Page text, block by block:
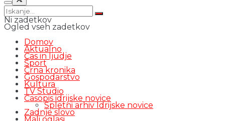
Ni zadetkov
Ogled vseh zadetkov
Domov
Aktualno
Čas in ljudje
Šport
Črna kronika
Gospodarstvo
Kultura
TV Studio
Časopis idrijske novice
Spletni arhiv Idrijske novice
Zadnje slovo